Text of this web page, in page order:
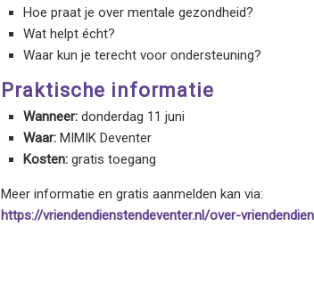
Hoe praat je over mentale gezondheid?
Wat helpt écht?
Waar kun je terecht voor ondersteuning?
Praktische informatie
Wanneer: donderdag 11 juni
Waar: MIMIK Deventer
Kosten: gratis toegang
Meer informatie en gratis aanmelden kan via:
https://vriendendienstendeventer.nl/over-